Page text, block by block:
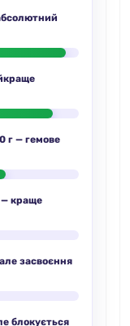
г — гемове
— краще
засвоєння
блокується